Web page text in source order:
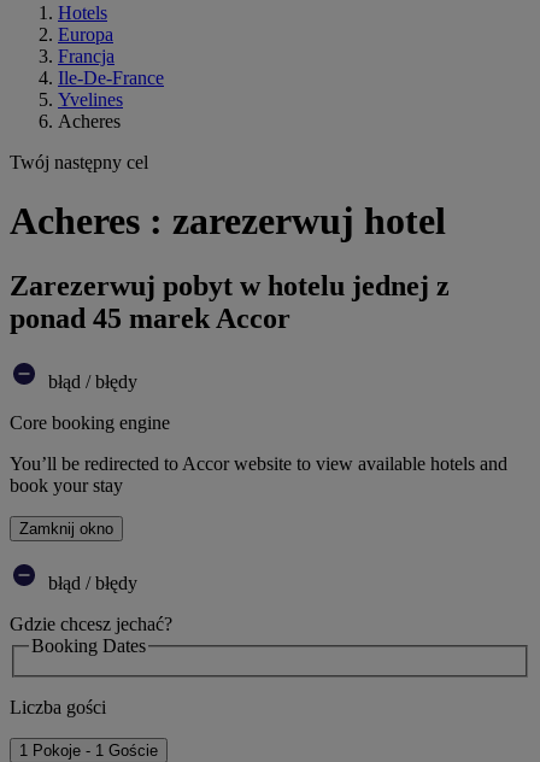
Hotels
Europa
Francja
Ile-De-France
Yvelines
Acheres
Twój następny cel
Acheres : zarezerwuj hotel
Zarezerwuj pobyt w hotelu jednej z
ponad 45 marek Accor
błąd / błędy
Core booking engine
You’ll be redirected to Accor website to view available hotels and
book your stay
Zamknij okno
błąd / błędy
Gdzie chcesz jechać?
Booking Dates
Liczba gości
1 Pokoje - 1 Goście